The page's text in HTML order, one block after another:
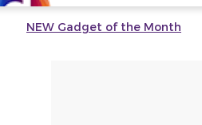
NEW Gadget of the Month